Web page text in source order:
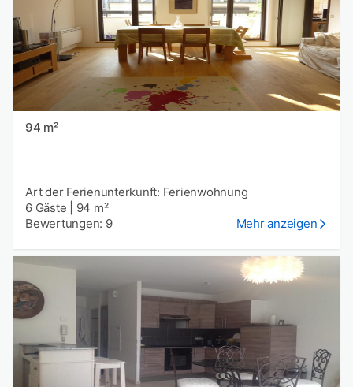
94 m²
Art der Ferienunterkunft: Ferienwohnung
6 Gäste
94 m²
Bewertungen: 9
Mehr anzeigen